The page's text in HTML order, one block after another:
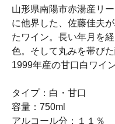
山形県南陽市赤湯産リ
に他界した、佐藤佳夫
たワイン。長い年月を
色。そして丸みを帯び
1999年産の甘口白ワイン
タイプ：白・甘口
容量：750ml
アルコール分：１１％